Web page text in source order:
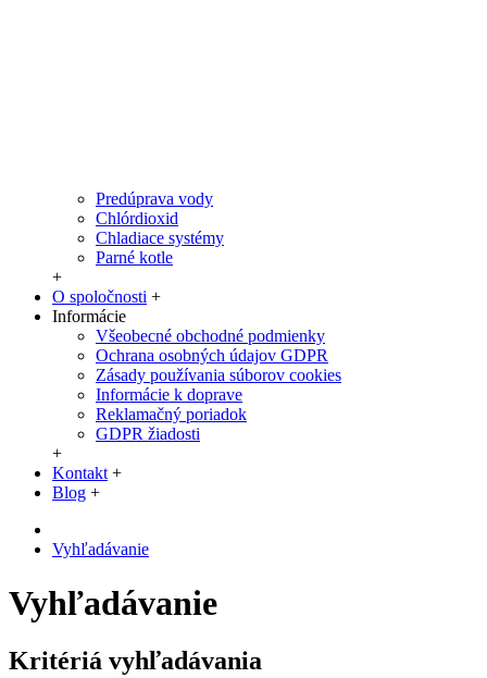
Predúprava vody
Chlórdioxid
Chladiace systémy
Parné kotle
+
O spoločnosti +
Informácie
Všeobecné obchodné podmienky
Ochrana osobných údajov GDPR
Zásady používania súborov cookies
Informácie k doprave
Reklamačný poriadok
GDPR žiadosti
+
Kontakt +
Blog +
Vyhľadávanie
Vyhľadávanie
Kritériá vyhľadávania